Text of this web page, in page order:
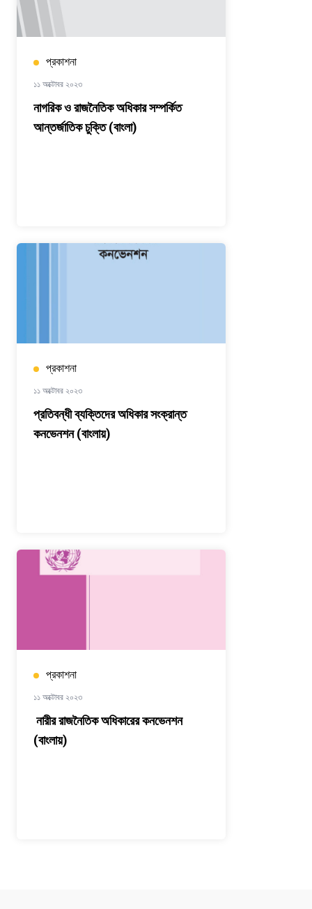
প্রকাশনা
১১ অক্টোবর ২০২৩
নাগরিক ও রাজনৈতিক অধিকার সম্পর্কিত
আন্তর্জাতিক চুক্তি (বাংলা)
প্রকাশনা
১১ অক্টোবর ২০২৩
প্রতিবন্ধী ব্যক্তিদের অধিকার সংক্রান্ত
কনভেনশন (বাংলায়)
প্রকাশনা
১১ অক্টোবর ২০২৩
নারীর রাজনৈতিক অধিকারের কনভেনশন
(বাংলায়)